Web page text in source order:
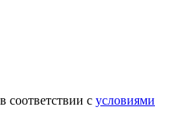
с условиями